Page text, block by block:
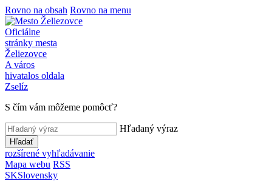
Rovno na obsah Rovno na menu
Oficiálne
stránky mesta
Želiezovce
A város
hivatalos oldala
Zselíz
S čím vám môžeme pomôcť?
Hľadaný výraz
Hľadať
rozšírené vyhľadávanie
Mapa webu RSS
SKSlovensky